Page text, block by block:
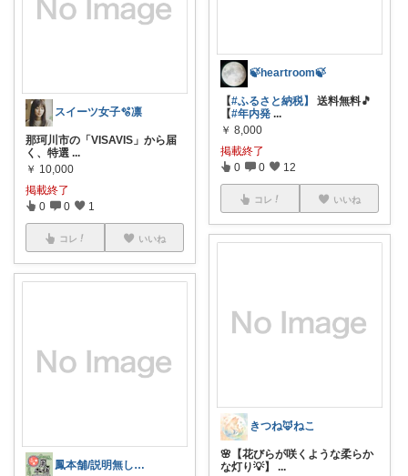
スイーツ女子🫧凛
那珂川市の「VISAVIS」から届
く、特選 ...
￥ 10,000
掲載終了
0 0 1
コレ いいね
鳳本舗/説明無しの「コレ！」はやりません
🍃heartroom🍃
【#ふるさと納税】
送料無料🎵
【#年内発 ...
￥ 8,000
掲載終了
0 0 12
コレ いいね
きつね🦊ねこ
🌸【花びらが咲くような柔らか
な灯り💡】 ...